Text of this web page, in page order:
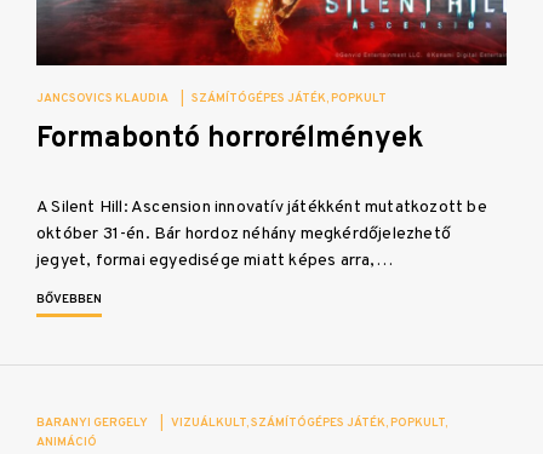
JANCSOVICS KLAUDIA SZÁMÍTÓGÉPES JÁTÉK POPKULT
Formabontó horrorélmények
A Silent Hill: Ascension innovatív játékként mutatkozott be
október 31-én. Bár hordoz néhány megkérdőjelezhető
jegyet, formai egyedisége miatt képes arra,…
BŐVEBBEN
BARANYI GERGELY VIZUÁLKULT SZÁMÍTÓGÉPES JÁTÉK POPKULT
ANIMÁCIÓ